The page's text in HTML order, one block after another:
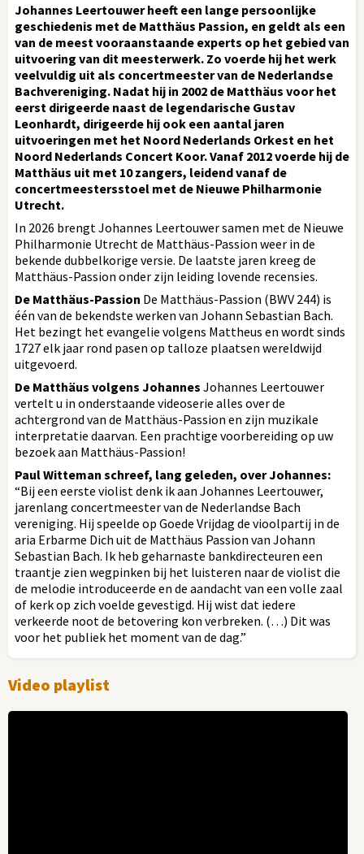
Johannes Leertouwer heeft een lange persoonlijke
geschiedenis met de Matthäus Passion, en geldt als een
van de meest vooraanstaande experts op het gebied van
uitvoering van dit meesterwerk. Zo voerde hij het werk
veelvuldig uit als concertmeester van de Nederlandse
Bachvereniging. Nadat hij in 2002 de Matthäus voor het
eerst dirigeerde naast de legendarische Gustav
Leonhardt, dirigeerde hij ook een aantal jaren
uitvoeringen met het Noord Nederlands Orkest en het
Noord Nederlands Concert Koor. Vanaf 2012 voerde hij de
Matthäus uit met 10 zangers, leidend vanaf de
concertmeestersstoel met de Nieuwe Philharmonie
Utrecht.
In 2026 brengt Johannes Leertouwer samen met de Nieuwe
Philharmonie Utrecht de Matthäus-Passion weer in de
bekende dubbelkorige versie. De laatste jaren kreeg de
Matthäus-Passion onder zijn leiding lovende recensies.
De Matthäus-Passion De Matthäus-Passion (BWV 244) is
één van de bekendste werken van Johann Sebastian Bach.
Het bezingt het evangelie volgens Mattheus en wordt sinds
1727 elk jaar rond pasen op talloze plaatsen wereldwijd
uitgevoerd.
De Matthäus volgens Johannes Johannes Leertouwer
vertelt u in onderstaande videoserie alles over de
achtergrond van de Matthäus-Passion en zijn muzikale
interpretatie daarvan. Een prachtige voorbereiding op uw
bezoek aan Matthäus-Passion!
Paul Witteman schreef, lang geleden, over Johannes:
“Bij een eerste violist denk ik aan Johannes Leertouwer,
jarenlang concertmeester van de Nederlandse Bach
vereniging. Hij speelde op Goede Vrijdag de vioolpartij in de
aria Erbarme Dich uit de Matthäus Passion van Johann
Sebastian Bach. Ik heb geharnaste bankdirecteuren een
traantje zien wegpinken bij het luisteren naar de violist die
de melodie introduceerde en de aandacht van een volle zaal
of kerk op zich voelde gevestigd. Hij wist dat iedere
verkeerde noot de betovering kon verbreken. (…) Dit was
voor het publiek het moment van de dag.”
Video playlist